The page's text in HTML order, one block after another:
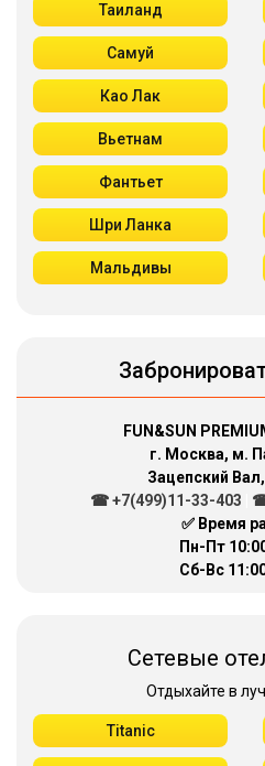
Таиланд
Самуй
Као Лак
Вьетнам
Фантьет
Шри Ланка
Мальдивы
FUN&SUN
г. Москва, м.
Зацепский
☎ +7(499)11-33-403
☎
✅ Время
Пн-Пт
Сб-Вс
Сетевые
Отдыхайте в
Titanic